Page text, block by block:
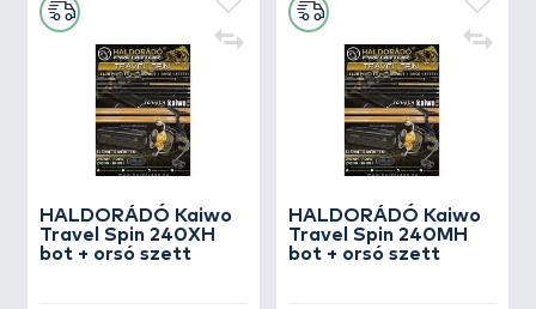
HALDORÁDÓ Kaiwo
Travel Spin 240XH
bot + orsó szett
HALDORÁDÓ Kaiwo
Travel Spin 240MH
bot + orsó szett